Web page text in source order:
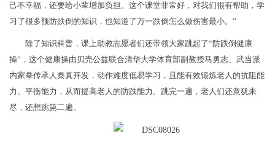
己不幸福，还要给小辈增加负担。这个课堂非常好，对我们很有帮助，学
习了很多预防跌倒的知识，也知道了万一跌倒怎么做伤害最小。”
除了知识科普，课上助教志愿者们还带领大家跳起了“防跌倒健康
操”，这个健康操由贝壳公益联合清华大学体育部副教授马勇志、武当派
内家拳传承人秦真开发，动作难度低易学习，且能有效锻炼老人的抗阻能
力、平衡能力，从而提高老人的防跌能力。跳完一遍，老人们还意犹未
尽，还想跳第二遍。